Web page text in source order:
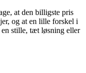
at den billigste pris
og at en lille forskel i
stille, tæt løsning eller